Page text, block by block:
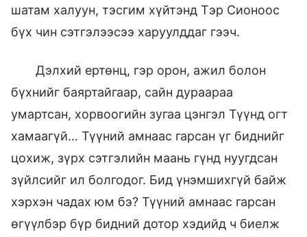
шатам халуун, тэсгим хүйтэнд Тэр Сионоос
бүх чин сэтгэлээсээ харуулддаг гээч.
Дэлхий ертөнц, гэр орон, ажил болон
бүхнийг баяртайгаар, сайн дураараа
умартсан, хорвоогийн зугаа цэнгэл Түүнд огт
хамаагүй… Түүний амнаас гарсан үг биднийг
цохиж, зүрх сэтгэлийн маань гүнд нуугдсан
зүйлсийг ил болгодог. Бид үнэмшихгүй байж
хэрхэн чадах юм бэ? Түүний амнаас гарсан
өгүүлбэр бүр бидний дотор хэдийд ч биелж